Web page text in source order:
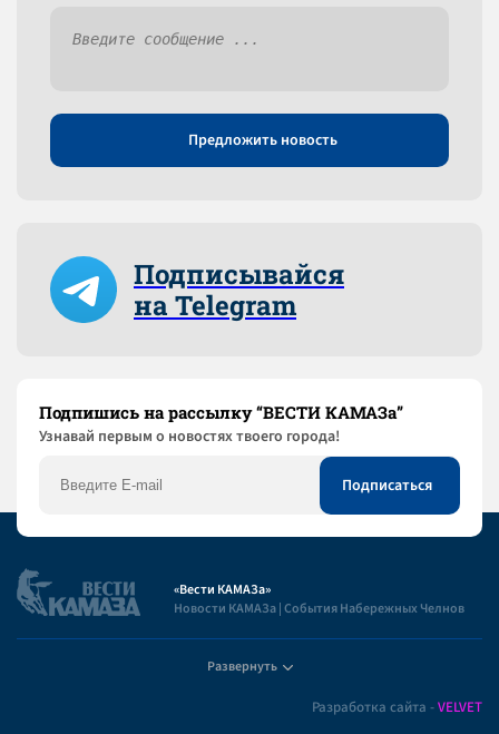
Предложить новость
Подписывайся
на Telegram
Подпишись на рассылку “ВЕСТИ КАМАЗа”
Узнaвай первым о новостях твоего города!
«Вести КАМАЗа»
Новости КАМАЗа | События Набережных Челнов
Развернуть
Разработка сайта -VELVET